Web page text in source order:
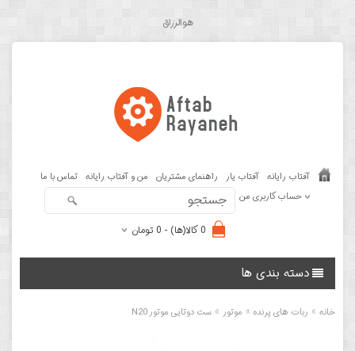
هوالرزاق
آفتاب رایانه آفتاب یار راهنمای مشتریان من و آفتاب رایانه تماس با ما
حساب کاربری من
0 کالا(ها) - 0 تومان
دسته بندی ها
خانه » ربات های پرنده » موتور » ست دوتایی موتور N20